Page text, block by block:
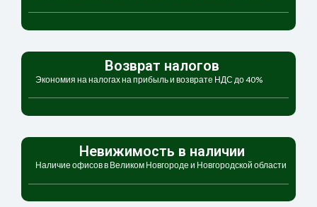
Возврат налогов
Экономия на налогах на прибыль и возврате НДС до 40%
Невижимость в наличии
Наличие офисов в Великом Новгороде и Новгородской области